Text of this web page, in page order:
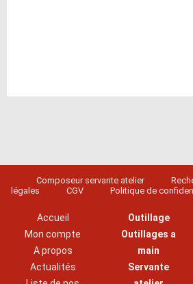
Composeur servante atelier
légales
CGV Politique de
Accueil
Mon compte
A propos
Actualités
Outillage
Outillages a
main
Servante